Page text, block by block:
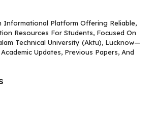
Informational Platform Offering Reliable,
Resources For Students, Focused On
Technical University (Aktu), Lucknow—
Updates, Previous Papers, And